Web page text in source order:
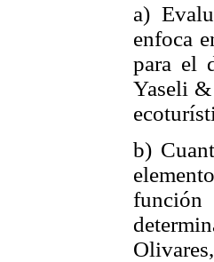
a)
enfoca
para el
Yaseli &
b)
función